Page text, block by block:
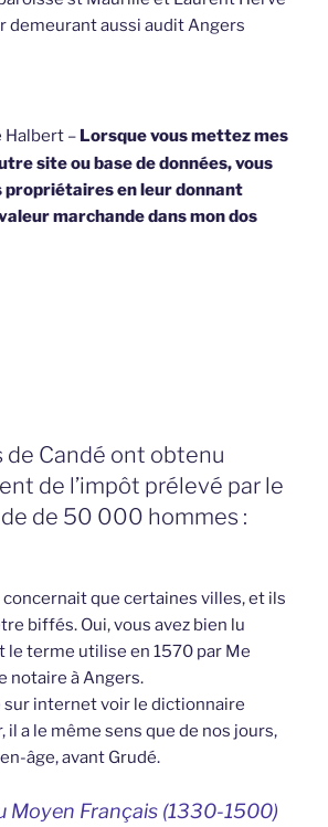
demeurant aussi audit Angers
Halbert – Lorsque vous mettez mes
site ou base de données, vous
propriétaires en leur donnant
marchande dans mon dos
de Candé ont obtenu
de l’impôt prélevé par le
de 50 000 hommes :
concernait que certaines villes, et ils
biffés. Oui, vous avez bien lu
le terme utilise en 1570 par Me
notaire à Angers.
sur internet voir le dictionnaire
il a le même sens que de nos jours,
âge, avant Grudé.
Moyen Français (1330-1500)